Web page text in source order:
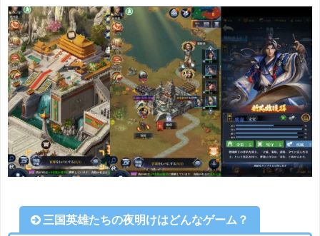
三国英雄たちの夜明けはどんなゲーム？